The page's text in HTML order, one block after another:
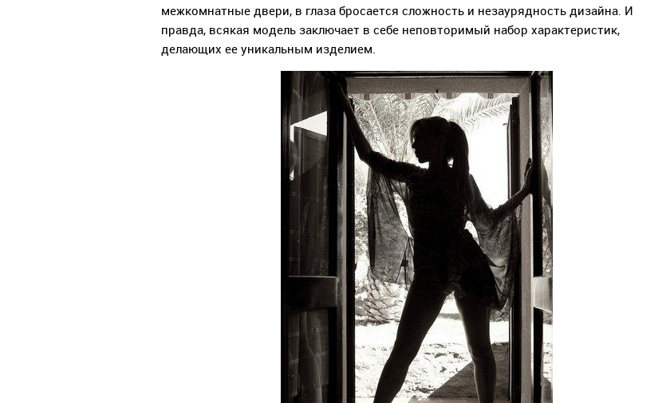
межкомнатные двери, в глаза бросается сложность и незаурядность дизайна. И
правда, всякая модель заключает в себе неповторимый набор характеристик,
делающих ее уникальным изделием.